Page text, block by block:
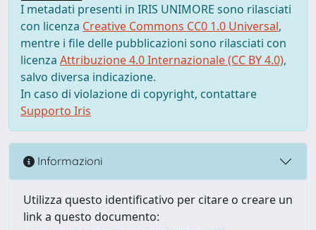
I metadati presenti in IRIS UNIMORE sono rilasciati
con licenza Creative Commons CC0 1.0 Universal,
mentre i file delle pubblicazioni sono rilasciati con
licenza Attribuzione 4.0 Internazionale (CC BY 4.0),
salvo diversa indicazione.
In caso di violazione di copyright, contattare
Supporto Iris
Informazioni
Utilizza questo identificativo per citare o creare un
link a questo documento: